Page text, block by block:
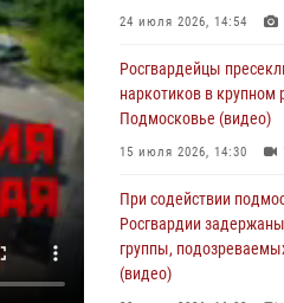
образования ОМОН
Офицер подмосковного
стал гостем эфира
01 августа 2026, 17:57
Росгвардейцы
подозреваемого в
Подмосковье
31 июля 2026, 13:00
24 июля 2026, 14:54
Росгвардейцы
наркотиков в крупном
Подмосковье (видео)
15 июля 2026, 14:30
При содействии
Росгвардии
группы,
(видео)